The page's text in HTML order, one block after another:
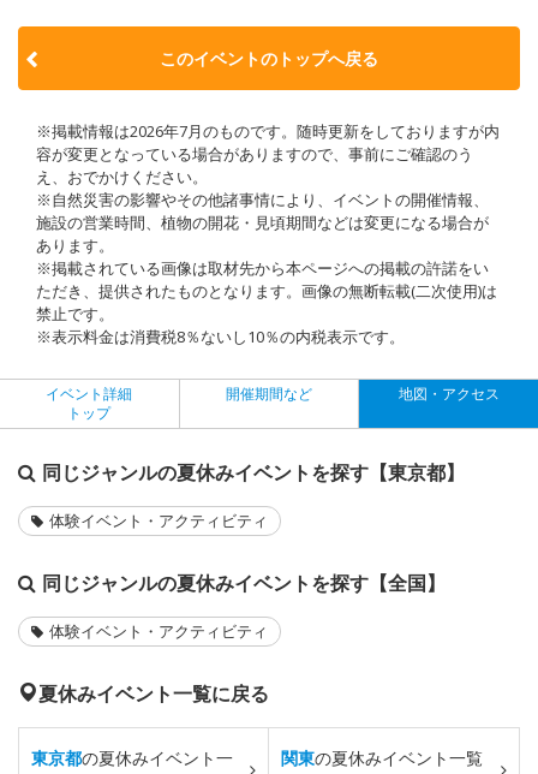
このイベントのトップへ戻る
※掲載情報は2026年7月のものです。随時更新をしておりますが内
容が変更となっている場合がありますので、事前にご確認のう
え、おでかけください。
※自然災害の影響やその他諸事情により、イベントの開催情報、
施設の営業時間、植物の開花・見頃期間などは変更になる場合が
あります。
※掲載されている画像は取材先から本ページへの掲載の許諾をい
ただき、提供されたものとなります。画像の無断転載(二次使用)は
禁止です。
※表示料金は消費税8％ないし10％の内税表示です。
イベント詳細
トップ
開催期間など 地図・アクセス
同じジャンルの夏休みイベントを探す【東京都】
体験イベント・アクティビティ
同じジャンルの夏休みイベントを探す【全国】
体験イベント・アクティビティ
夏休みイベント一覧に戻る
東京都の夏休みイベント一
関東の夏休みイベント一覧